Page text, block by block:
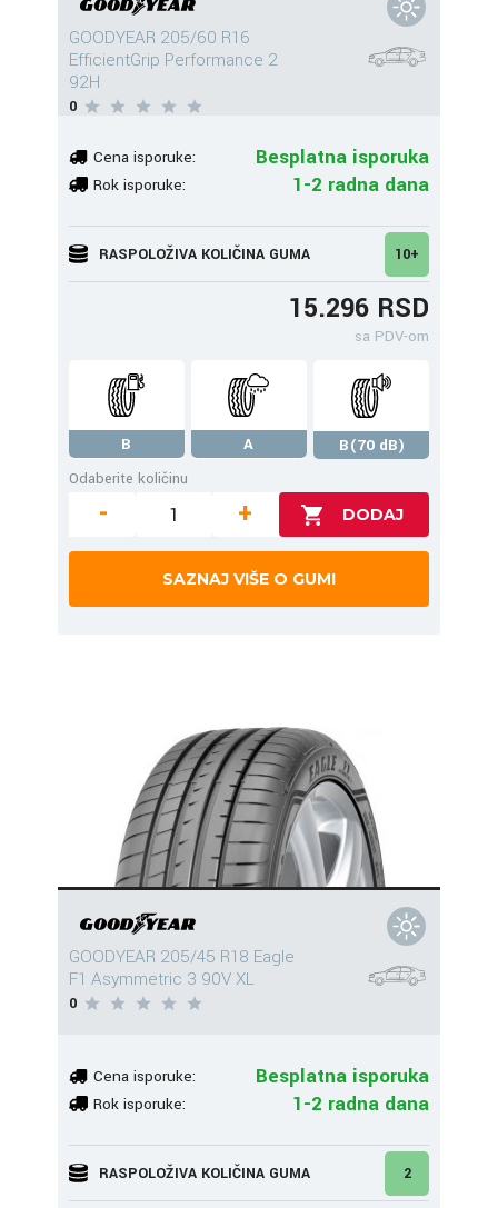
GOODYEAR 205/60 R16
EfficientGrip Performance 2
92H
0
Cena isporuke: Besplatna isporuka
Rok isporuke: 1-2 radna dana
RASPOLOŽIVA KOLIČINA GUMA 10+
15.296 RSD
sa PDV-om
B A
B(70 dB)
Odaberite količinu
- +
SAZNAJ VIŠE O GUMI
GOODYEAR 205/45 R18 Eagle
F1 Asymmetric 3 90V XL
0
Cena isporuke: Besplatna isporuka
Rok isporuke: 1-2 radna dana
RASPOLOŽIVA KOLIČINA GUMA 2